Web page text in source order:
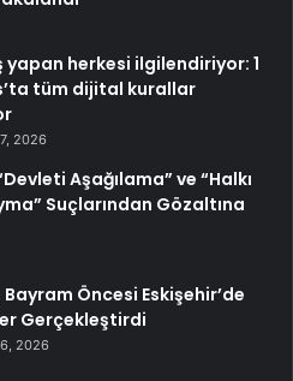
yapan herkesi ilgilendiriyor: 1
tüm dijital kurallar
2026
Aşağılama” ve “Halkı
Suçlarından Gözaltına
Öncesi Eskişehir’de
Gerçekleştirdi
2026